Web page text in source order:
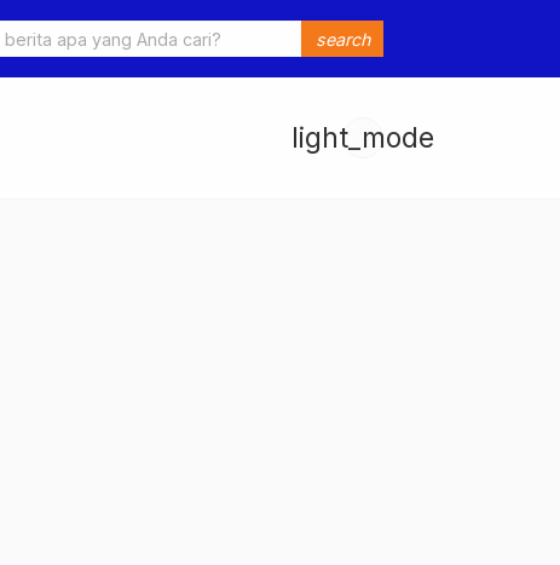
Ungkap Kasus Pengeroyokan dan Penganiayaan, Dua Pelaku
di Sumay Ditahan
search
light_mode